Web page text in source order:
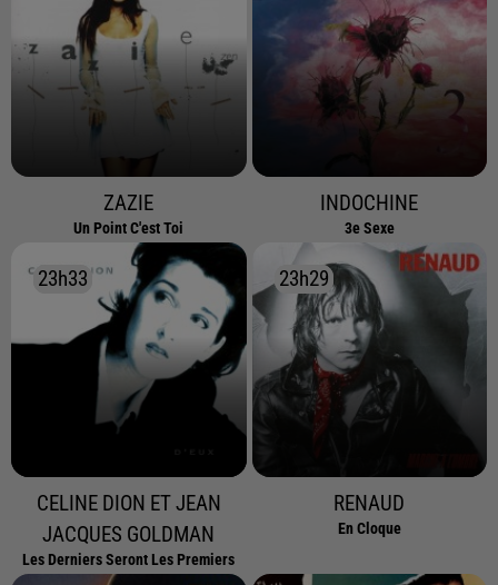
ZAZIE
Un Point C'est Toi
INDOCHINE
3e Sexe
23h33
23h33
CELINE DION ET JEAN
JACQUES GOLDMAN
Les Derniers Seront Les Premiers
23h29
23h29
RENAUD
En Cloque